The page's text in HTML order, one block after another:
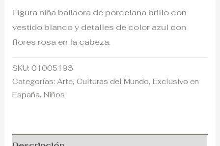
Figura niña bailaora de porcelana brillo con
vestido blanco y detalles de color azul con
flores rosa en la cabeza.
SKU:01005193
Categorías:Arte,Culturas del Mundo,Exclusivo en
España,Niños